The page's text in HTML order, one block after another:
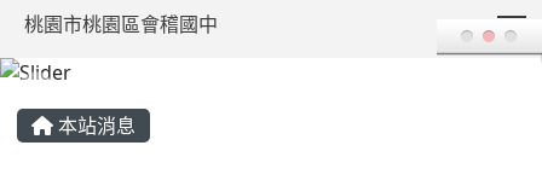
桃園市桃園區會稽國中
本站消息